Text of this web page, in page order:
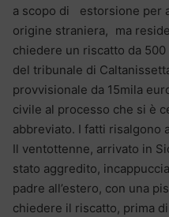
a scopo di estorsione per
origine straniera, ma
chiedere un riscatto da
del tribunale di
provvisionale da 15mila
civile al processo che si è
abbreviato. I fatti risalgono
Il ventottenne, arrivato in
stato aggredito,
padre all’estero, con una
chiedere il riscatto, prima